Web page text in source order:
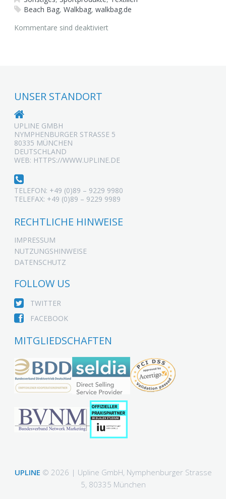
Beach Bag, Walkbag, walkbag.de
Kommentare sind deaktiviert
UNSER STANDORT
UPLINE GMBH
NYMPHENBURGER STRASSE 5
80335 MÜNCHEN
DEUTSCHLAND
WEB: HTTPS://WWW.UPLINE.DE
TELEFON: +49 (0)89 – 9229 9980
TELEFAX: +49 (0)89 – 9229 9989
RECHTLICHE HINWEISE
IMPRESSUM
NUTZUNGSHINWEISE
DATENSCHUTZ
FOLLOW US
TWITTER
FACEBOOK
MITGLIEDSCHAFTEN
UPLINE © 2026 | Upline GmbH, Nymphenburger Strasse
5, 80335 München